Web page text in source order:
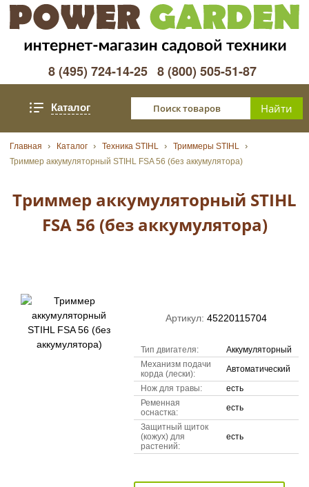
8 (495) 724-14-25 8 (800) 505-51-87
Каталог
Главная Каталог Техника STIHL
Триммеры STIHL
Триммер аккумуляторный STIHL FSA 56 (без аккумулятора)
Триммер аккумуляторный STIHL
FSA 56 (без аккумулятора)
Артикул: 45220115704
Тип двигателя:
Аккумуляторный
Механизм подачи
корда (лески):
Автоматический
Нож для травы:
есть
Ременная
оснастка:
есть
Защитный щиток
(кожух) для
растений:
есть